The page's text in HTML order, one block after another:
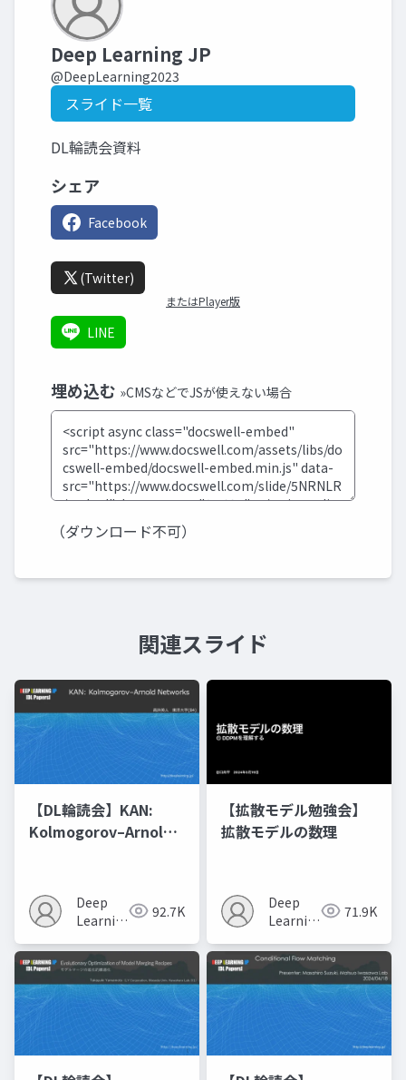
Deep Learning JP
@DeepLearning2023
スライド一覧
DL輪読会資料
シェア
Facebook
(Twitter)
またはPlayer版
LINE
埋め込む »CMSなどでJSが使えない場合
（ダウンロード不可）
関連スライド
【DL輪読会】KAN:
Kolmogorov–Arnold
Deep
Learning
92.7K
【拡散モデル勉強会】
拡散モデルの数理
Deep
Learning
71.9K